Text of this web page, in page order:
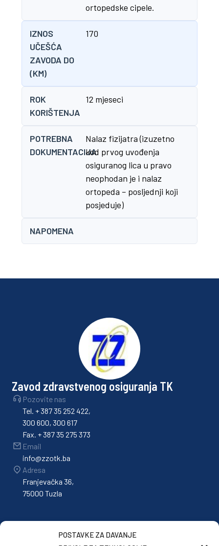
POSTAVKE ZA DAVANJE
ortopedske cipele.
IZNOS
UČEŠĆA
ZAVODA DO
(KM)
170
ROK
KORIŠTENJA
12 mjeseci
POTREBNA
DOKUMENTACIJA
Nalaz fizijatra (izuzetno
kod prvog uvođenja
osiguranog lica u pravo
neophodan je i nalaz
ortopeda – posljednji koji
posjeduje)
NAPOMENA
Zavod zdravstvenog osiguranja TK
Pozovite nas
Tel. + 387 35 252 422,
300 600, 300 617
Fax. + 387 35 275 373
Email
info@zzotk.ba
Adresa
Franjevačka 36,
75000 Tuzla